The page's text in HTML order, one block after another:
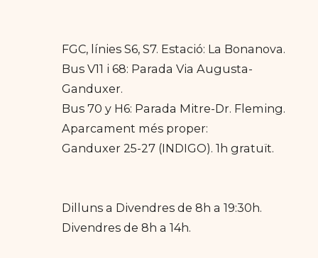
FGC, línies S6, S7. Estació: La Bonanova.
Bus V11 i 68: Parada Via Augusta-
Ganduxer.
Bus 70 y H6: Parada Mitre-Dr. Fleming.
Aparcament més proper:
Ganduxer 25-27 (INDIGO). 1h gratuït.
Dilluns a Divendres de 8h a 19:30h.
Divendres de 8h a 14h.